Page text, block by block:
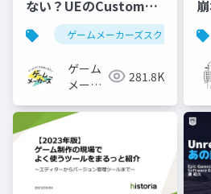
ない？UEのCustomノ
ードで学ぶHLSL入門
ゲームメーカーズスクランブル
ゲーム
メーカ
281.8K